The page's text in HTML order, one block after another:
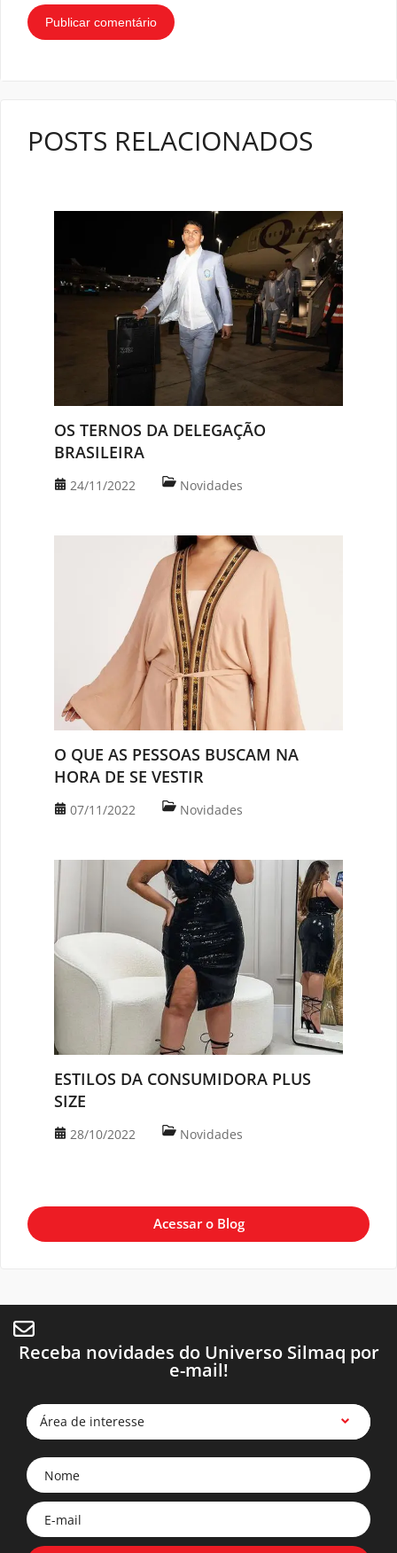
POSTS RELACIONADOS
OS TERNOS DA DELEGAÇÃO
BRASILEIRA
24/11/2022 Novidades
O QUE AS PESSOAS BUSCAM NA
HORA DE SE VESTIR
07/11/2022 Novidades
ESTILOS DA CONSUMIDORA PLUS
SIZE
28/10/2022 Novidades
Acessar o Blog
Receba novidades do Universo Silmaq por
e-mail!
Área de interesse